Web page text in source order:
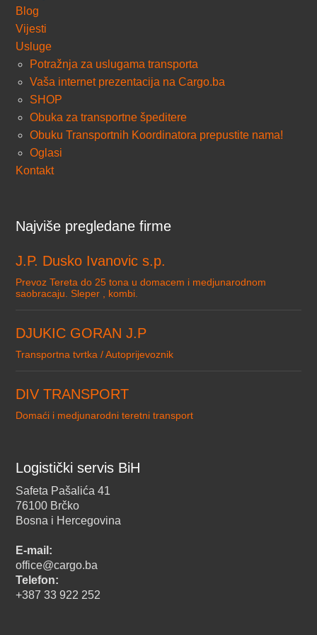
Blog
Vijesti
Usluge
Potražnja za uslugama transporta
Vaša internet prezentacija na Cargo.ba
SHOP
Obuka za transportne špeditere
Obuku Transportnih Koordinatora prepustite nama!
Oglasi
Kontakt
Najviše pregledane firme
J.P. Dusko Ivanovic s.p.
Prevoz Tereta do 25 tona u domacem i medjunarodnom
saobracaju. Sleper , kombi.
DJUKIC GORAN J.P
Transportna tvrtka / Autoprijevoznik
DIV TRANSPORT
Domaći i medjunarodni teretni transport
Logistički servis BiH
Safeta Pašalića 41
76100 Brčko
Bosna i Hercegovina
E-mail:
office@cargo.ba
Telefon:
+387 33 922 252